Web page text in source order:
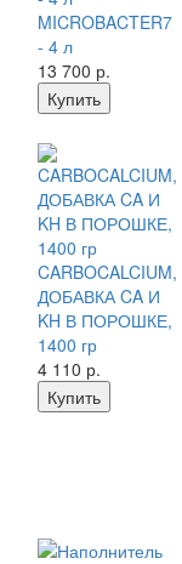
MICROBACTER7
- 4 л
13 700 р.
Купить
CARBOCALCIUM,
ДОБАВКА CA И
KH В ПОРОШКЕ,
1400 гр
4 110 р.
Купить